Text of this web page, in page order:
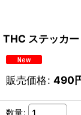
THC ステッカ
販売価格: 490
数量: